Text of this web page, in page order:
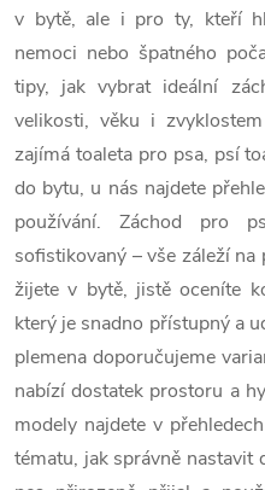
v bytě, ale i pro ty, kteří
nemoci nebo špatného
tipy, jak vybrat ideální
velikosti, věku i
zajímá toaleta pro psa, psí
do bytu, u nás najdete
používání. Záchod pro
sofistikovaný – vše záleží
žijete v bytě, jistě oceníte
který je snadno přístupný a
plemena doporučujeme
nabízí dostatek prostoru a
modely najdete v
tématu, jak správně nastavit